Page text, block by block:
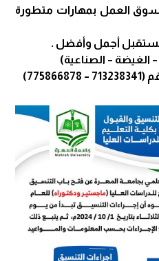
العمل بمهارات متطورة
أجمل وأفضل .
الغيضة – الصناعية)